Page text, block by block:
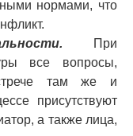
нормами, что
При
все вопросы,
там же и
присутствуют
а также лица,